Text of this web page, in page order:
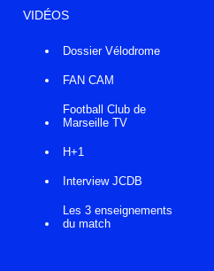
VIDÉOS
Dossier Vélodrome
FAN CAM
Football Club de
Marseille TV
H+1
Interview JCDB
Les 3 enseignements
du match